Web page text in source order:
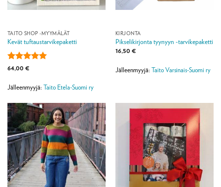
TAITO SHOP -MYYMÄLÄT
Kevät tuftaustarvikepaketti
Arvostelu
/ 5
64,00 €
Jälleenmyyjä: Taito Etela-Suomi ry
KIRJONTA
Pikselikirjonta tyynyyn -tarvikepaketti
16,50 €
Jälleenmyyjä: Taito Varsinais-Suomi ry